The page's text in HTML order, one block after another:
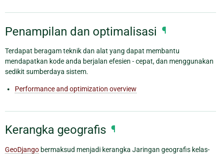
Penampilan dan optimalisasi ¶
Terdapat beragam teknik dan alat yang dapat membantu
mendapatkan kode anda berjalan efesien - cepat, dan menggunakan
sedikit sumberdaya sistem.
Performance and optimization overview
Kerangka geografis ¶
GeoDjango bermaksud menjadi kerangka Jaringan geografis kelas-